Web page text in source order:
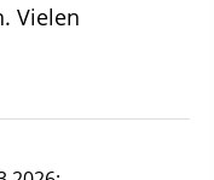
Vielen